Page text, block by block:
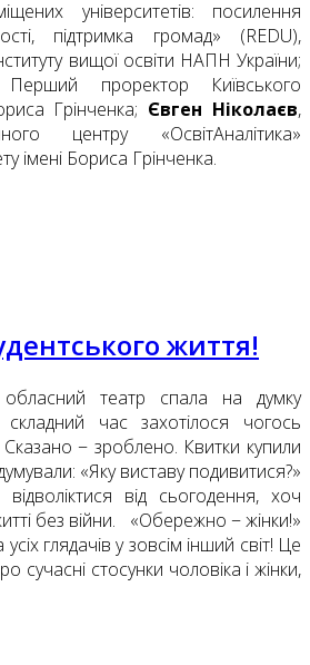
університетів: посилення
підтримка громад» (REDU),
вищої освіти НАПН України;
проректор Київського
Грінченка; Євген Ніколаєв,
центру «ОсвітАналітика»
імені Бориса Грінченка.
життя!
обласний театр спала на думку
час захотілося чогось
− зроблено. Квитки купили
«Яку виставу подивитися?»
від сьогодення, хоч
без війни. «Обережно − жінки!»
глядачів у зовсім інший світ! Це
сучасні стосунки чоловіка і жінки,